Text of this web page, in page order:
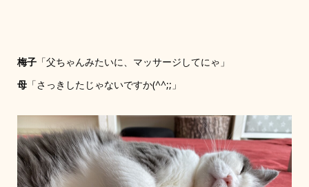
梅子「父ちゃんみたいに、マッサージしてにゃ」
母「さっきしたじゃないですか(^^;;」